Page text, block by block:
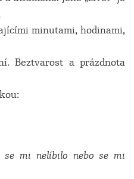
minutami, hodinami,
Beztvarost a prázdnota
se mi nelíbilo nebo se mi